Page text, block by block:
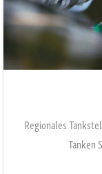
Regionales
Tanken